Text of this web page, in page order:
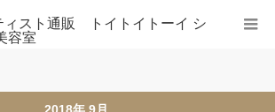
ィスト通販 トイトイトーイ シ
容室